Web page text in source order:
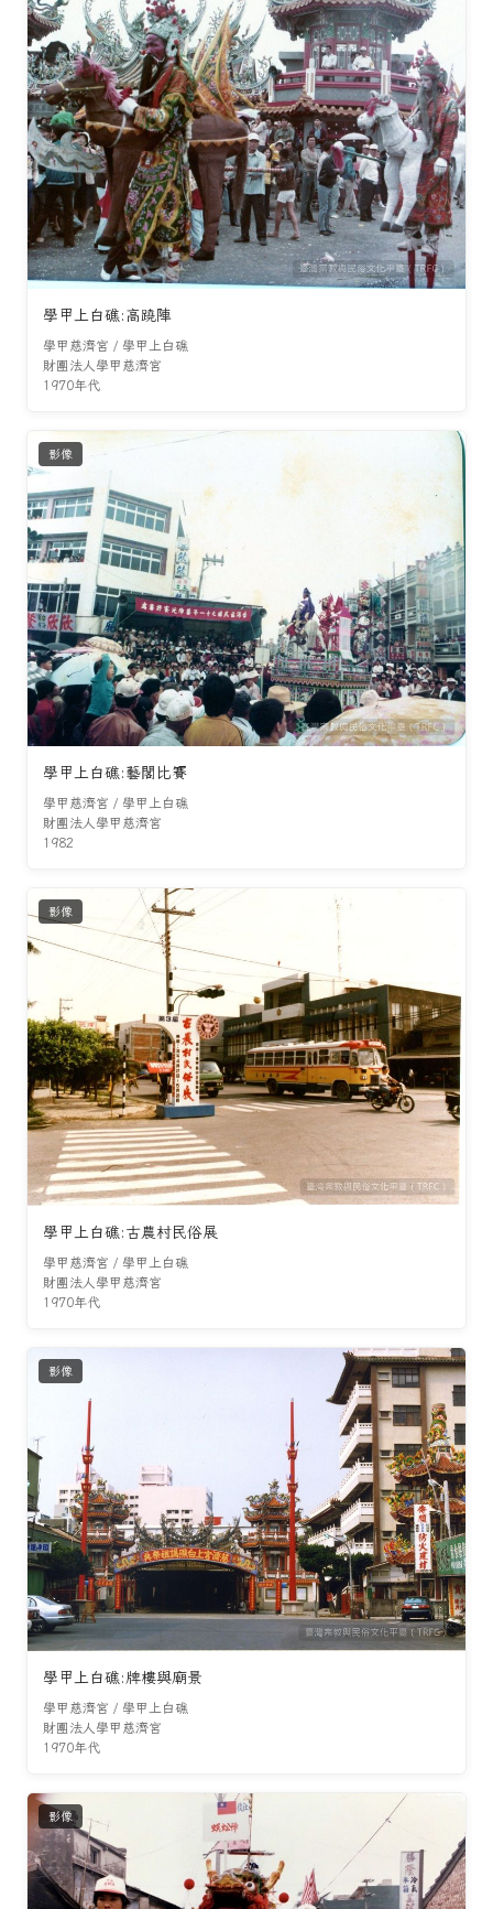
學甲上白礁:高蹺陣
學甲慈濟宮 / 學甲上白礁
財團法人學甲慈濟宮
1970年代
影像
學甲上白礁:藝閣比賽
學甲慈濟宮 / 學甲上白礁
財團法人學甲慈濟宮
1982
影像
學甲上白礁:古農村民俗展
學甲慈濟宮 / 學甲上白礁
財團法人學甲慈濟宮
1970年代
影像
學甲上白礁:牌樓與廟景
學甲慈濟宮 / 學甲上白礁
財團法人學甲慈濟宮
1970年代
影像